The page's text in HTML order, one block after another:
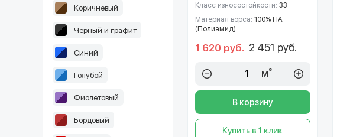
Коричневый
Черный и графит
Синий
Голубой
Фиолетовый
Бордовый
Класс износостойкости: 33
Материал ворса: 100% ПА
(Полиамид)
1 620 руб. 2 451 руб.
м²
В корзину
Купить в 1 клик